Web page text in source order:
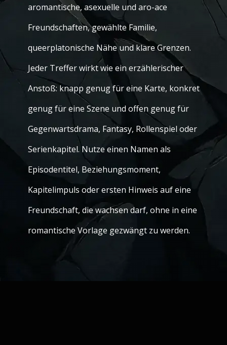
aromantische, asexuelle und aro-ace
Freundschaften, gewählte Familie,
queerplatonische Nähe und klare Grenzen.
Jeder Treffer wirkt wie ein erzählerischer
Anstoß: knapp genug für eine Karte, konkret
genug für eine Szene und offen genug für
Gegenwartsdrama, Fantasy, Rollenspiel oder
Serienkapitel. Nutze einen Namen als
Episodentitel, Beziehungsmoment,
Kapitelimpuls oder ersten Hinweis auf eine
Freundschaft, die wachsen darf, ohne in eine
romantische Vorlage gezwängt zu werden.